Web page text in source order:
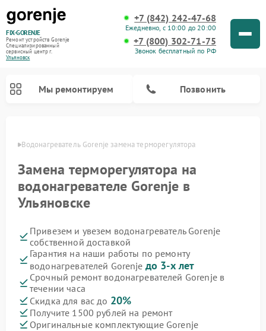
FIX-GORENJE
Ремонт устройств Gorenje
Специализированный
cервисный центр г.
Ульяновск
+7 (842) 242-47-68
Ежедневно, с 10:00 до 20:00
+7 (800) 302-71-75
Звонок бесплатный по РФ
Мы ремонтируем Позвонить
Водонагреватель Gorenje замена терморегулятора
Замена терморегулятора на
водонагревателе Gorenje в
Ульяновске
Привезем и увезем водонагреватель Gorenje
собственной доставкой
Гарантия на наши работы по ремонту
водонагревателей Gorenje до 3-х лет
Срочный ремонт водонагревателей Gorenje в
течении часа
Скидка для вас до 20%
Получите 1500 рублей на ремонт
Оригинальные комплектующие Gorenje